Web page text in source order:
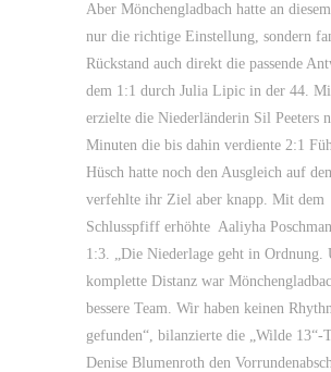
Aber Mönchengladbach hatte an
nur die richtige Einstellung, sondern
Rückstand auch direkt die passende
dem 1:1 durch Julia Lipic in der 44.
erzielte die Niederländerin Sil Peeters
Minuten die bis dahin verdiente 2:1
Hüsch hatte noch den Ausgleich auf
verfehlte ihr Ziel aber knapp. Mit dem
Schlusspfiff erhöhte Aaliyha
1:3. „Die Niederlage geht in Ordnung.
komplette Distanz war
bessere Team. Wir haben keinen
gefunden“, bilanzierte die „Wilde 13“-
Denise Blumenroth den